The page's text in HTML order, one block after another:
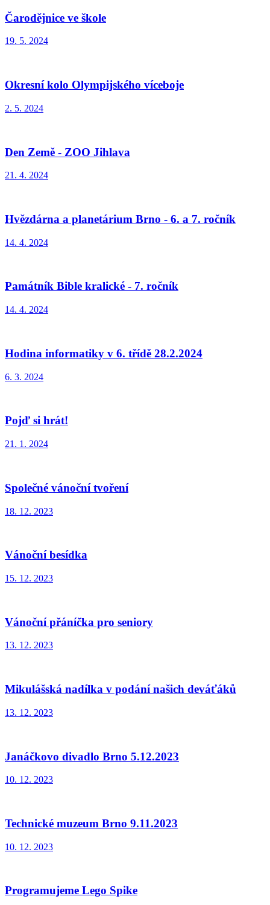
Čarodějnice ve škole
19. 5. 2024
Okresní kolo Olympijského víceboje
2. 5. 2024
Den Země - ZOO Jihlava
21. 4. 2024
Hvězdárna a planetárium Brno - 6. a 7. ročník
14. 4. 2024
Památník Bible kralické - 7. ročník
14. 4. 2024
Hodina informatiky v 6. třídě 28.2.2024
6. 3. 2024
Pojď si hrát!
21. 1. 2024
Společné vánoční tvoření
18. 12. 2023
Vánoční besídka
15. 12. 2023
Vánoční přáníčka pro seniory
13. 12. 2023
Mikulášská nadílka v podání našich deváťáků
13. 12. 2023
Janáčkovo divadlo Brno 5.12.2023
10. 12. 2023
Technické muzeum Brno 9.11.2023
10. 12. 2023
Programujeme Lego Spike